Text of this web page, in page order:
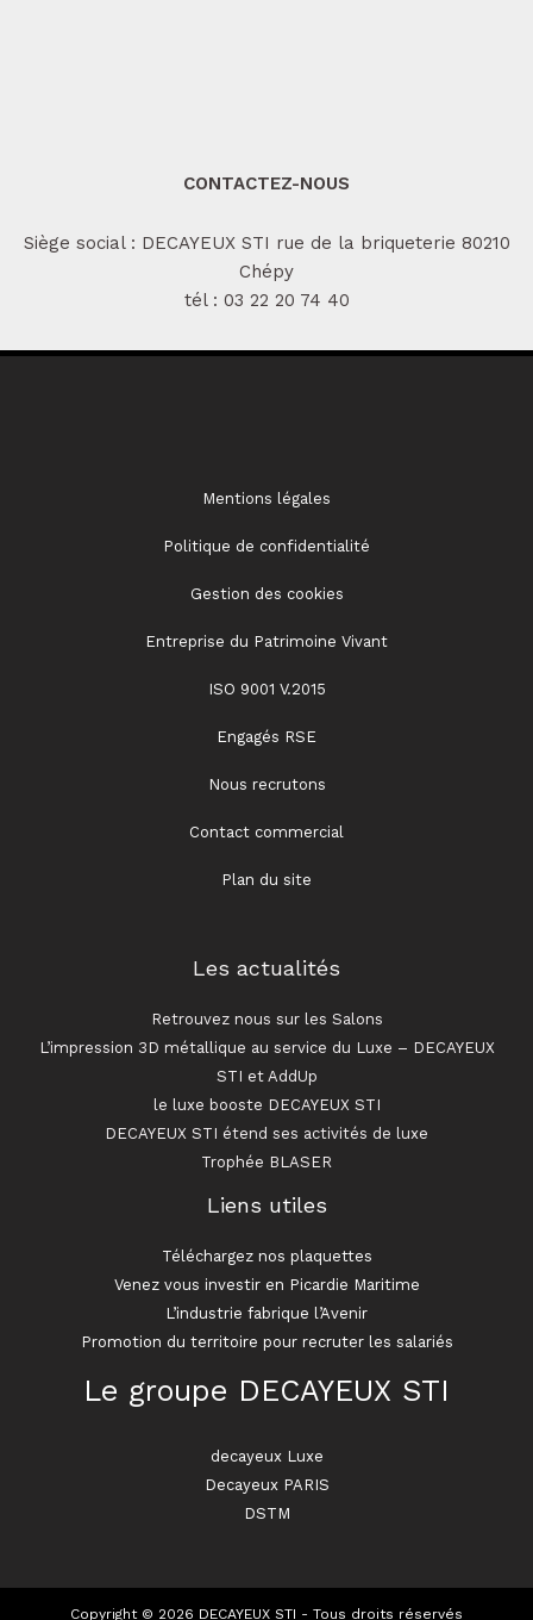
CONTACTEZ-NOUS
Siège social : DECAYEUX STI rue de la briqueterie 80210
Chépy
tél : 03 22 20 74 40
Mentions légales
Politique de confidentialité
Gestion des cookies
Entreprise du Patrimoine Vivant
ISO 9001 V.2015
Engagés RSE
Nous recrutons
Contact commercial
Plan du site
Les actualités
Retrouvez nous sur les Salons
L’impression 3D métallique au service du Luxe – DECAYEUX
STI et AddUp
le luxe booste DECAYEUX STI
DECAYEUX STI étend ses activités de luxe
Trophée BLASER
Liens utiles
Téléchargez nos plaquettes
Venez vous investir en Picardie Maritime
L’industrie fabrique l’Avenir
Promotion du territoire pour recruter les salariés
Le groupe DECAYEUX STI
decayeux Luxe
Decayeux PARIS
DSTM
Copyright © 2026 DECAYEUX STI - Tous droits réservés